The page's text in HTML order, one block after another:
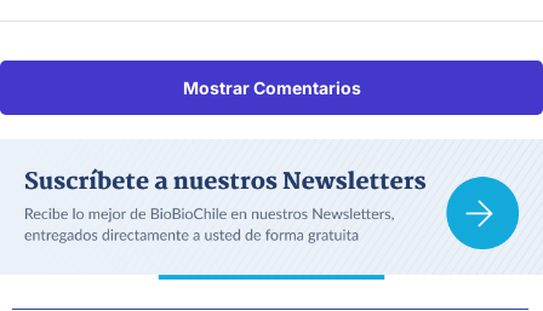
Mostrar Comentarios